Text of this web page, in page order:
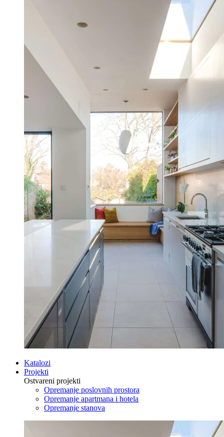
Katalozi
Projekti
Ostvareni projekti
Opremanje poslovnih prostora
Opremanje apartmana i hotela
Opremanje stanova